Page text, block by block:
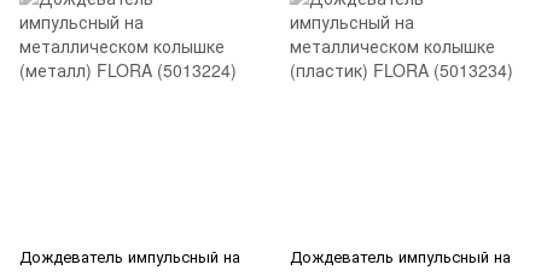
Дождеватель импульсный на
Дождеватель импульсный на